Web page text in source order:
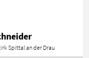
Spittal an der Drau